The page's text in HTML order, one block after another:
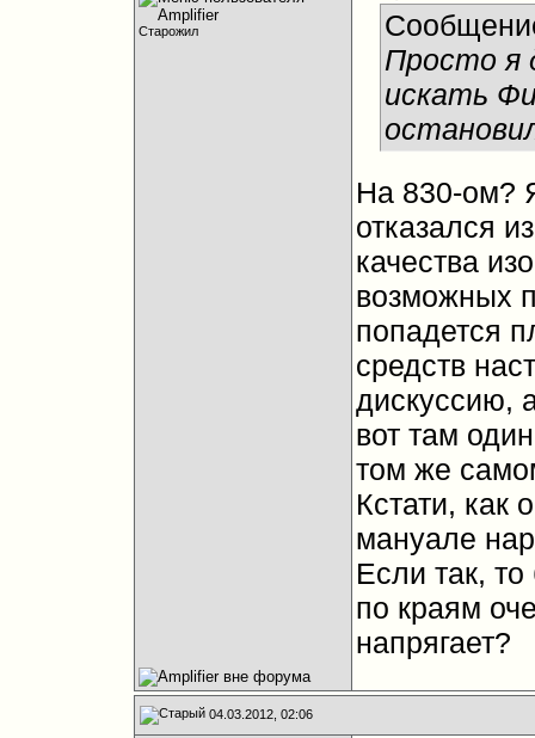
Старожил
Просто я
искать
На 830-ом?
отказался
качества
возможных
попадется
средств
дискуссию,
вот там
том же
Кстати, как
мануале
Если так,
по краям
напрягает?
04.03.2012, 02:06